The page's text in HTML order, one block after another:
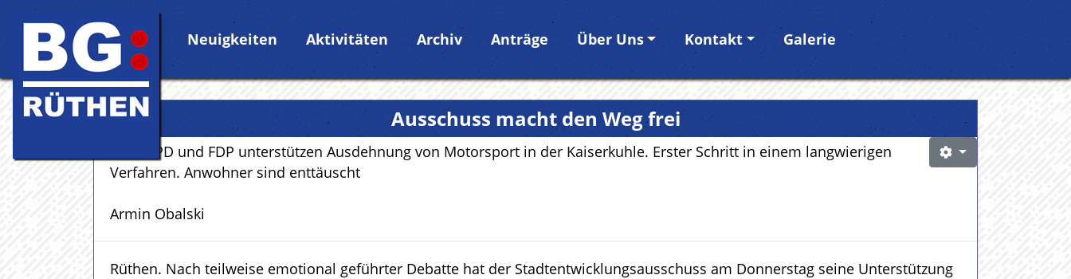
Neuigkeiten Aktivitäten Archiv Anträge Über Uns Kontakt Galerie
Ausschuss macht den Weg frei
CDU, SPD und FDP unterstützen Ausdehnung von Motorsport in der Kaiserkuhle. Erster Schritt in einem langwierigen
Verfahren. Anwohner sind enttäuscht
Armin Obalski
Rüthen. Nach teilweise emotional geführter Debatte hat der Stadtentwicklungsausschuss am Donnerstag seine Unterstützung